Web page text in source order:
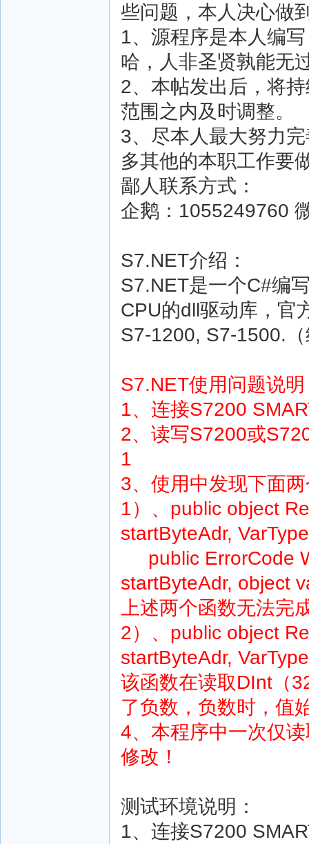
些问题，本人决心做
1、源程序是本人编
哈，人非圣贤孰能无
2、本帖发出后，将
范围之内及时调整。
3、尽本人最大努力
多其他的本职工作要
鄙人联系方式：
企鹅：1055249760
S7.NET介绍：
S7.NET是一个C#编
CPU的dll驱动库，官
S7-1200, S7-1500.
S7.NET使用问题说
1、连接S7200
2、读写S7200或
1
3、使用中发现下面
1）、public object
startByteAdr,
public ErrorCode
startByteAdr, object
上述两个函数无法完
2）、public object
startByteAdr,
该函数在读取DInt（
了负数，负数时，值
4、本程序中一次仅
修改！
测试环境说明：
1、连接S7200